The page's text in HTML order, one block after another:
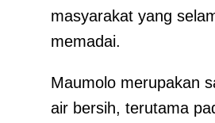
masyarakat yang
memadai.
Maumolo merupakan
air bersih, terutama